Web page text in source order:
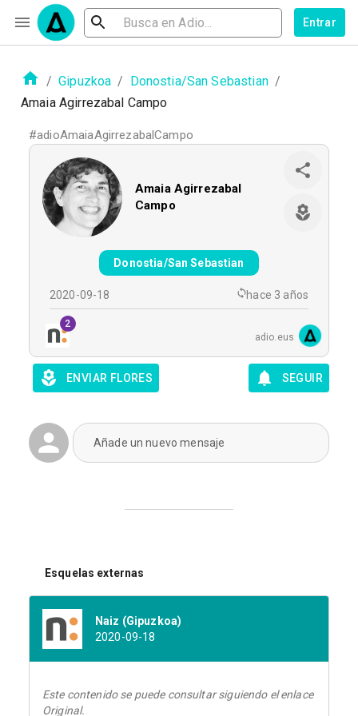
Entrar
/ Gipuzkoa / Donostia/San Sebastian /
Amaia Agirrezabal Campo
#adioAmaiaAgirrezabalCampo
Amaia Agirrezabal
Campo
Donostia/San Sebastian
2020-09-18 hace 3 años
2
adio.eus
ENVIAR FLORES SEGUIR
Añade un nuevo mensaje
Esquelas externas
Naiz (Gipuzkoa)
2020-09-18
Este contenido se puede consultar siguiendo el enlace
Original.